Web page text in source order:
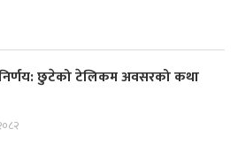
छुटेको टेलिकम अवसरको कथा